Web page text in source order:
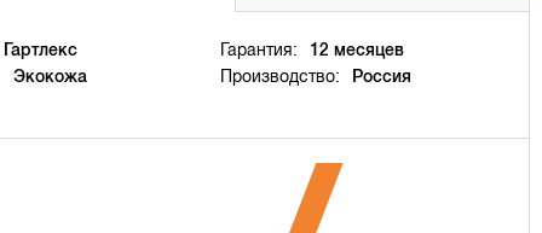
Гартлекс Гарантия:
12 месяцев
Экокожа Производство: Россия